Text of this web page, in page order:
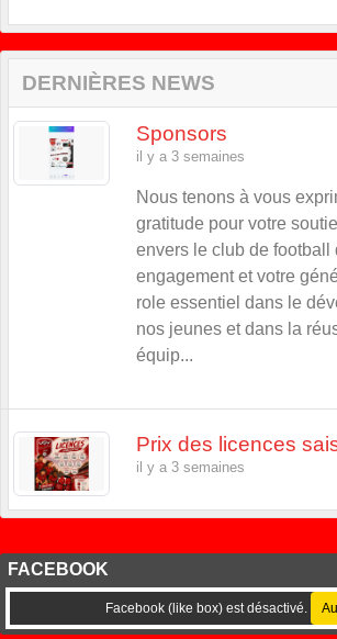
DERNIÈRES NEWS
Sponsors
il y a 3 semaines
Nous tenons à vous
gratitude pour votre
envers le club de football
engagement et votre
role essentiel dans le
nos jeunes et dans la
équip...
Prix des licences
il y a 3 semaines
FACEBOOK
Facebook (like box) est désactivé.